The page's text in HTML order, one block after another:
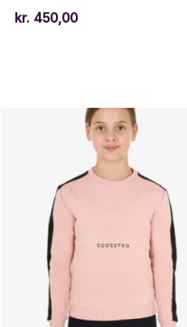
kr. 450,00